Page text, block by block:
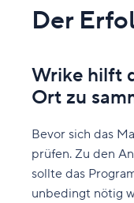
Der
Wrike hilft
Ort zu
Bevor sich das
prüfen. Zu den
sollte das
unbedingt nötig